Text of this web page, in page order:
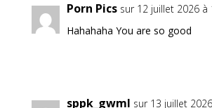
Porn Pics sur 12 juillet 2026 à
Hahahaha You are so good
sppk_gwml sur 13 juillet